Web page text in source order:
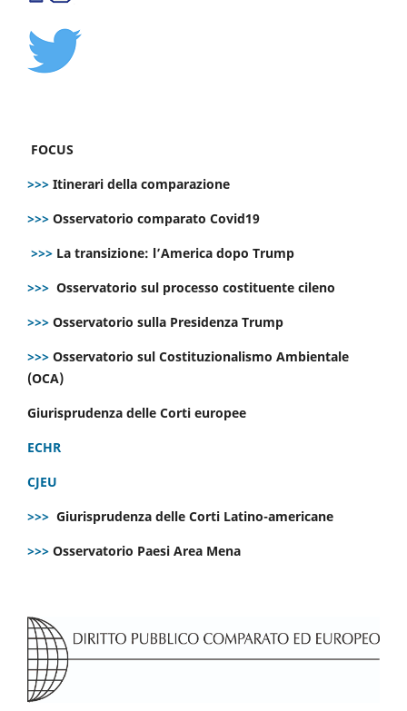
FOCUS
>>> Itinerari della comparazione
>>> Osservatorio comparato Covid19
>>> La transizione: l’America dopo Trump
>>> Osservatorio sul processo costituente cileno
>>> Osservatorio sulla Presidenza Trump
>>> Osservatorio sul Costituzionalismo Ambientale
(OCA)
Giurisprudenza delle Corti europee
ECHR
CJEU
>>> Giurisprudenza delle Corti Latino-americane
>>> Osservatorio Paesi Area Mena